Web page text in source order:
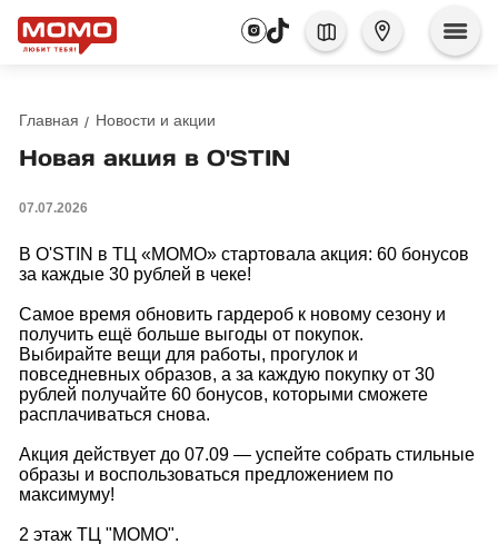
Главная Новости и акции
Новая акция в O'STIN
07.07.2026
В O'STIN в ТЦ «МОМО» стартовала акция: 60 бонусов
за каждые 30 рублей в чеке!
Самое время обновить гардероб к новому сезону и
получить ещё больше выгоды от покупок.
Выбирайте вещи для работы, прогулок и
повседневных образов, а за каждую покупку от 30
рублей получайте 60 бонусов, которыми сможете
расплачиваться снова.
Акция действует до 07.09 — успейте собрать стильные
образы и воспользоваться предложением по
максимуму!
2 этаж ТЦ "МОМО".